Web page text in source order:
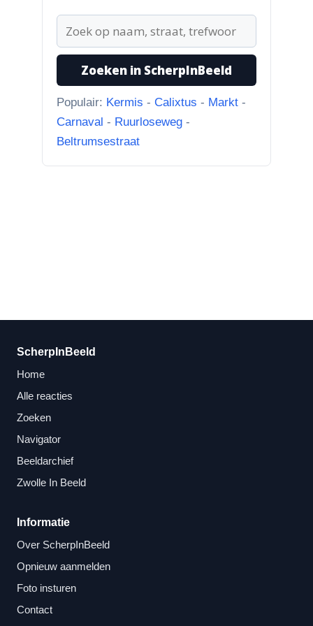
“Martie dank voor je
oplettendheid, we gaan de
Zoeken in ScherpInBeeld
Populair: Kermis - Calixtus - Markt -
Carnaval - Ruurloseweg -
Beltrumsestraat
ScherpInBeeld
Home
Alle reacties
Zoeken
Navigator
Beeldarchief
Zwolle In Beeld
Informatie
Over ScherpInBeeld
Opnieuw aanmelden
Foto insturen
Contact